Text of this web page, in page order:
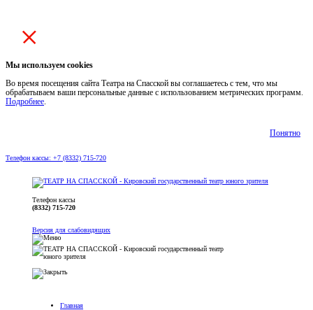
Мы используем cookies
Во время посещения сайта Театра на Спасской вы соглашаетесь с тем, что мы
обрабатываем ваши персональные данные с использованием метрических программ.
Подробнее.
Понятно
Телефон кассы: +7 (8332) 715-720
Телефон кассы
(8332) 715-720
Версия для слабовидящих
Главная